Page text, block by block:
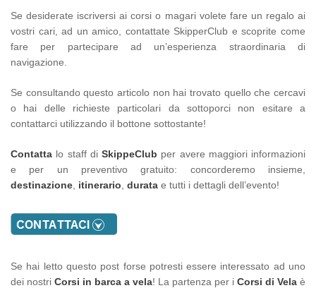
Se desiderate iscriversi ai corsi o magari volete fare un regalo ai
vostri cari, ad un amico, contattate SkipperClub e scoprite come
fare per partecipare ad un’esperienza straordinaria di
navigazione.
Se consultando questo articolo non hai trovato quello che cercavi
o hai delle richieste particolari da sottoporci non esitare a
contattarci utilizzando il bottone sottostante!
Contatta lo staff diSkippeClub per avere maggiori informazioni
e per un preventivo gratuito: concorderemo insieme,
destinazione itinerario durata e tutti i dettagli dell’evento!
Se hai letto questo post forse potresti essere interessato ad uno
dei nostri Corsi in barca a vela! La partenza per i Corsi di Vela è